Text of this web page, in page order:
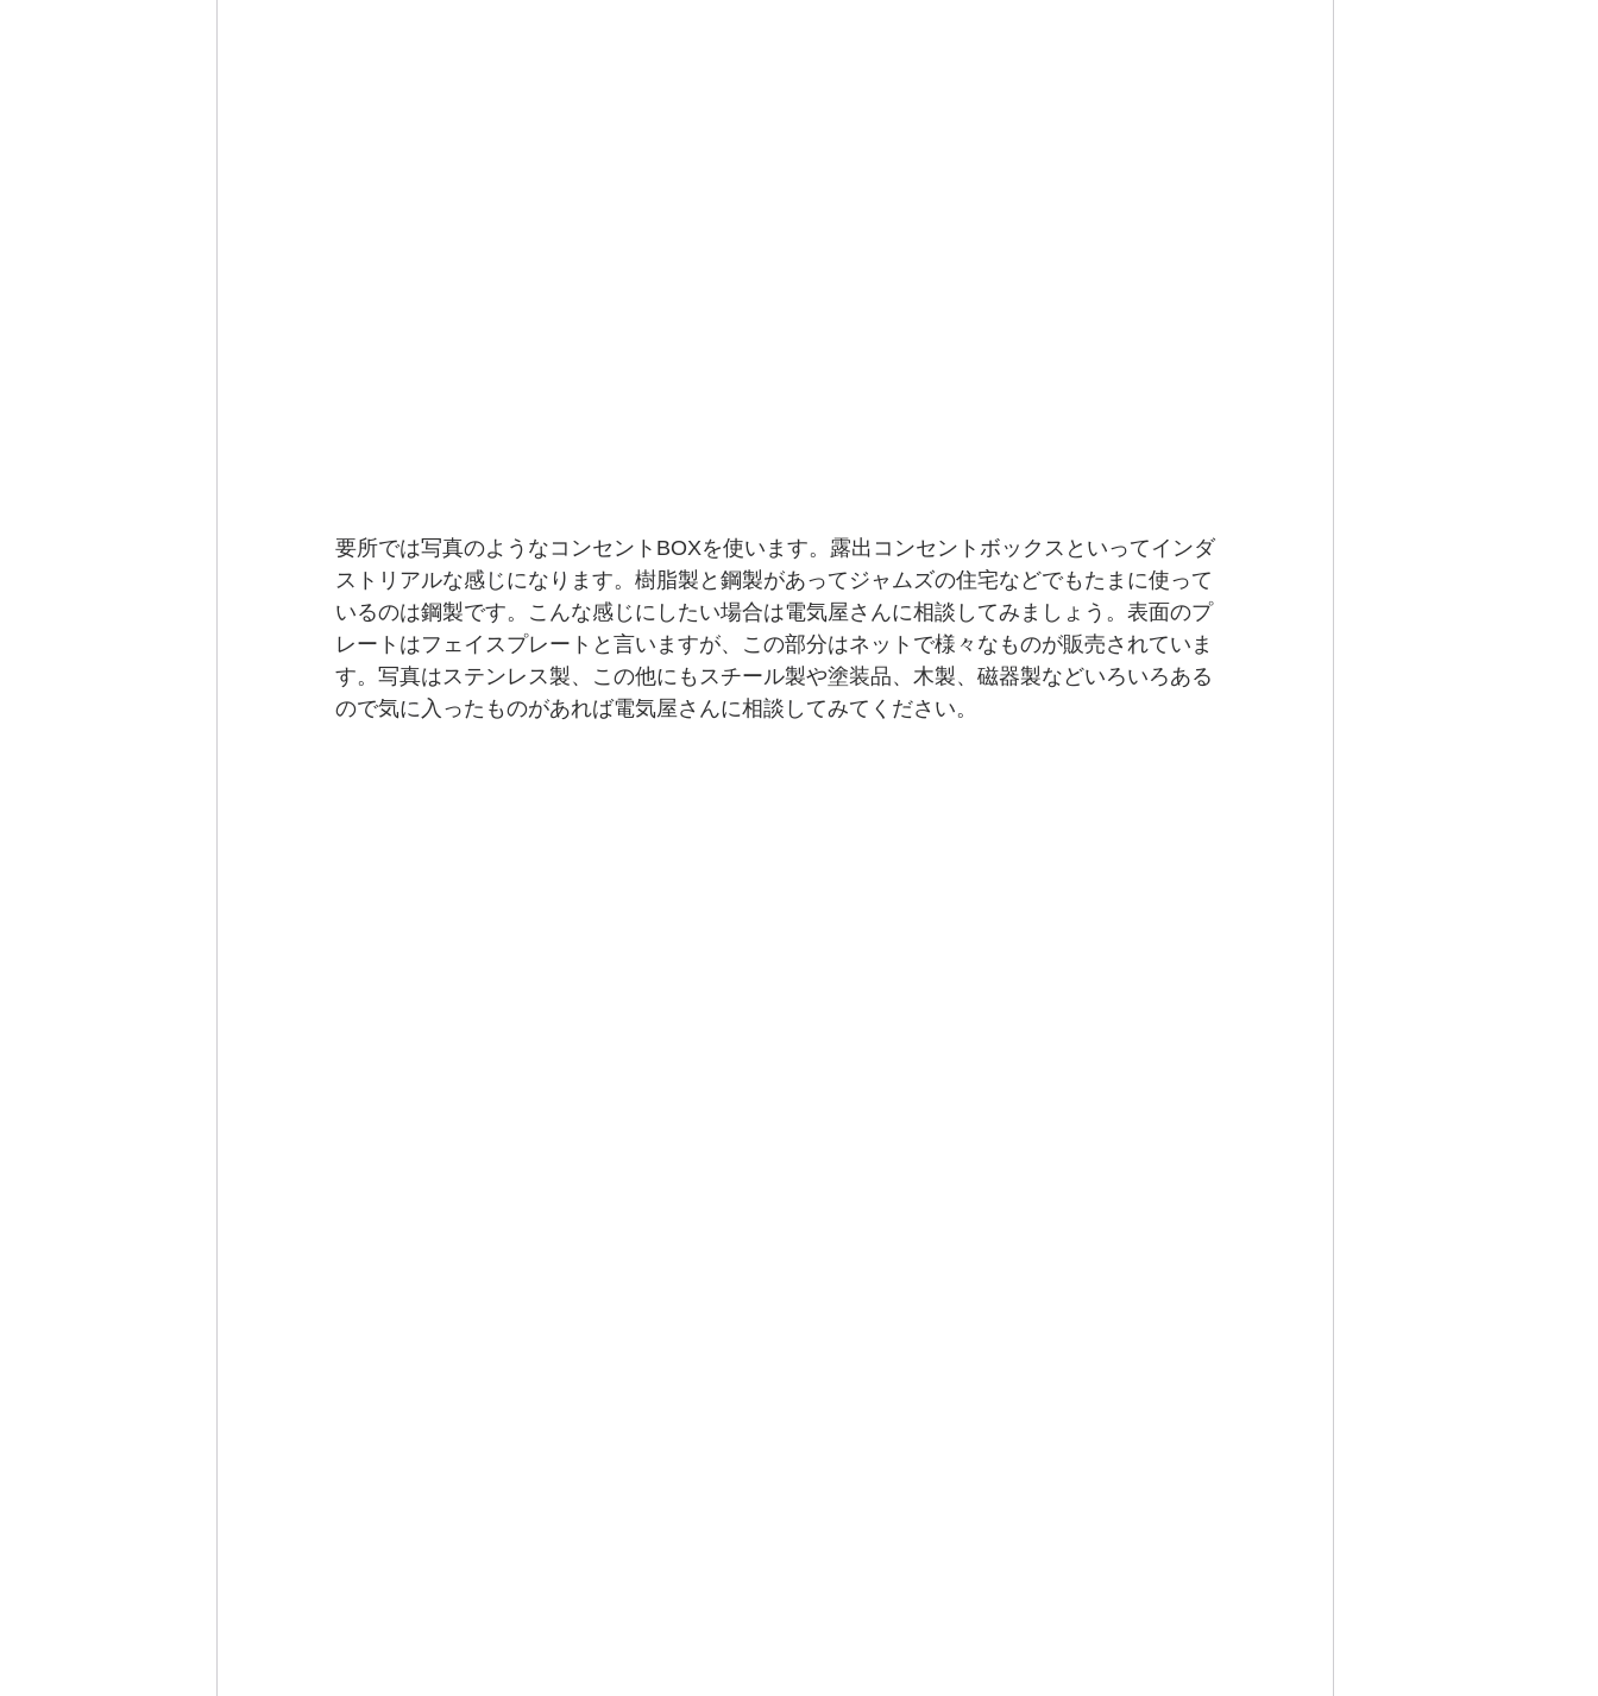
要所では写真のようなコンセントBOXを使います。露出コンセントボックスといってインダ
ストリアルな感じになります。樹脂製と鋼製があってジャムズの住宅などでもたまに使って
いるのは鋼製です。こんな感じにしたい場合は電気屋さんに相談してみましょう。表面のプ
レートはフェイスプレートと言いますが、この部分はネットで様々なものが販売されていま
す。写真はステンレス製、この他にもスチール製や塗装品、木製、磁器製などいろいろある
ので気に入ったものがあれば電気屋さんに相談してみてください。